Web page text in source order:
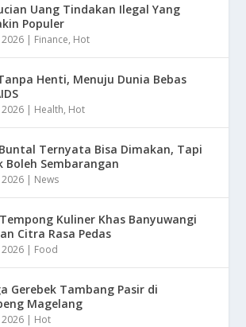
Uang Tindakan Ilegal Yang
Populer
| Finance, Hot
Henti, Menuju Dunia Bebas
| Health, Hot
Ternyata Bisa Dimakan, Tapi
Boleh Sembarangan
| News
Kuliner Khas Banyuwangi
Citra Rasa Pedas
| Food
Gerebek Tambang Pasir di
Magelang
| Hot